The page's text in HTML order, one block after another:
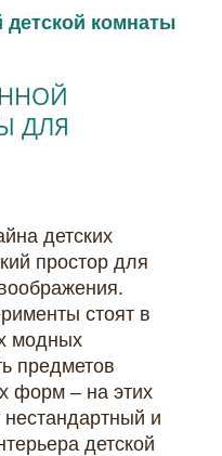
ДЛЯ
детских
простор для
стоят в
модных
предметов
форм – на этих
нестандартный и
детской